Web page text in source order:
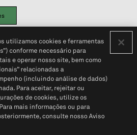
de privacidade do cliente (em inglês)
Pessoais© 2026 S&P Global
utilizamos cookies e ferramentas
conforme necessário para
e operar nosso site, bem como
relacionadas a
(incluindo análise de dados)
Para aceitar, rejeitar ou
de cookies, utilize os
mais informações ou para
consulte nosso Aviso